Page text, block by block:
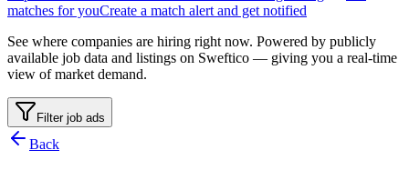
matches for youCreate a match alert and get notified
See where companies are hiring right now. Powered by publicly
available job data and listings on Sweftico — giving you a real-time
view of market demand.
Filter job ads
Back